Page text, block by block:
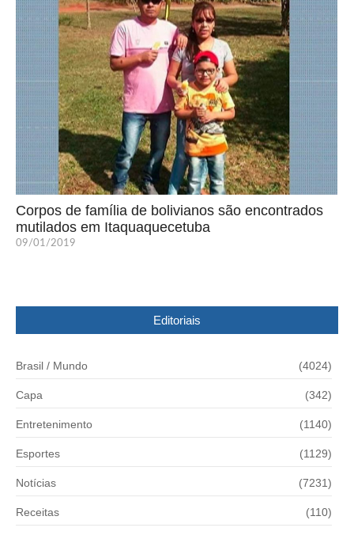
Corpos de família de bolivianos são encontrados
mutilados em Itaquaquecetuba
09/01/2019
Editoriais
Brasil / Mundo (4024)
Capa (342)
Entretenimento (1140)
Esportes (1129)
Notícias (7231)
Receitas (110)